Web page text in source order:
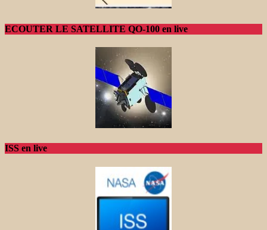
ECOUTER LE SATELLITE QO-100 en live
ISS en live